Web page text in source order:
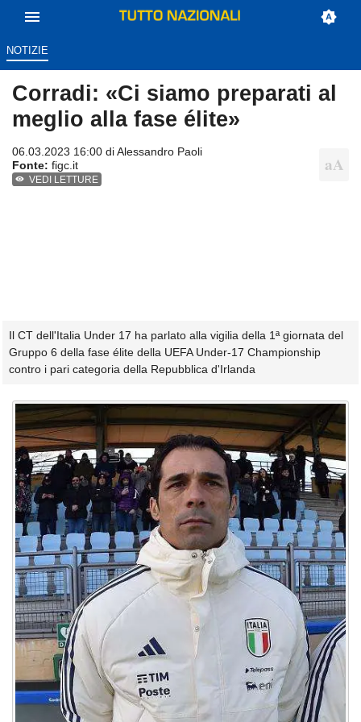
NOTIZIE
Corradi: «Ci siamo preparati al
meglio alla fase élite»
06.03.2023 16:00 diAlessandro Paoli
Fonte: figc.it
VEDI LETTURE
Il CT dell'Italia Under 17 ha parlato alla vigilia della 1ª giornata del
Gruppo 6 della fase élite della UEFA Under-17 Championship
contro i pari categoria della Repubblica d'Irlanda